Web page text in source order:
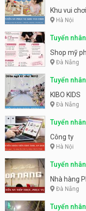
động
Khu vui
Hà Nội
Tuyển
Shop mỹ
Đà Nẵng
Tuyển
KIBO KIDS
Đà Nẵng
Tuyển
Công ty
Hà Nội
Tuyển
Nhà hàng
Đà Nẵng
Tuyển